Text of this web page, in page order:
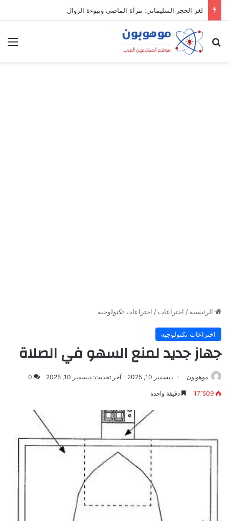
لغز الحجر السليماني: مرآة الماضي ونبوءة الزوال
بحث عن
الرئيسية / اختراعات / اختراعات تكنولوجيه
اختراعات تكنولوجيه
جهاز جديد لمنع السهو في الصلاة
موهوبون ديسمبر 10, 2025 آخر تحديث: ديسمبر 10, 2025 0
17٬509 دقيقة واحدة